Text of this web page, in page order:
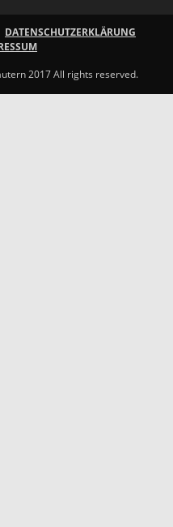
DATENSCHUTZERKLÄRUNG
2017 All rights reserved.